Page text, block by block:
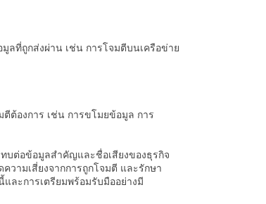
ลที่ถูกส่งผ่าน เช่น การโจมตีบนเครือข่าย
ต้องการ เช่น การขโมยข้อมูล การ
ทบต่อข้อมูลสำคัญและชื่อเสียงของธุรกิจ
วามเสี่ยงจากการถูกโจมตี และรักษา
ละการเตรียมพร้อมรับมืออย่างมี